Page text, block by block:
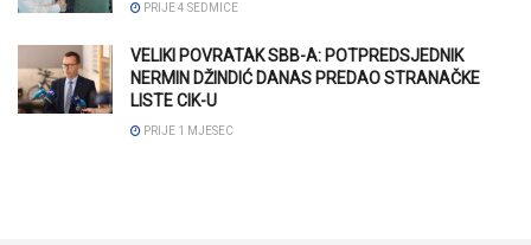
PRIJE 4 SEDMICE
VELIKI POVRATAK SBB-A: POTPREDSJEDNIK
NERMIN DŽINDIĆ DANAS PREDAO STRANAČKE
LISTE CIK-U
PRIJE 1 MJESEC